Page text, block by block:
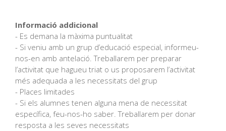
Informació addicional
- Es demana la màxima puntualitat
- Si veniu amb un grup d’educació especial, informeu-
nos-en amb antelació. Treballarem per preparar
l’activitat que hagueu triat o us proposarem l’activitat
més adequada a les necessitats del grup
- Places limitades
- Si els alumnes tenen alguna mena de necessitat
específica, feu-nos-ho saber. Treballarem per donar
resposta a les seves necessitats